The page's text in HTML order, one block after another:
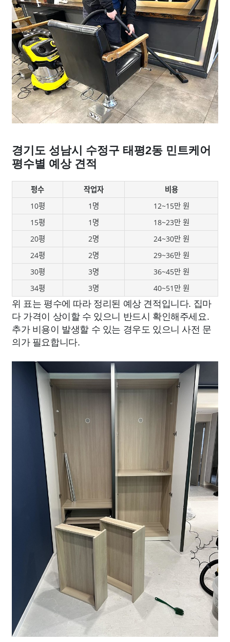
경기도 성남시 수정구 태평2동 민트케어
평수별 예상 견적
평수 작업자
비용
10평
1명
12~15만 원
15평
1명
18~23만 원
20평
2명
24~30만 원
24평
2명
29~36만 원
30평
3명
36~45만 원
34평
3명 40~51만 원
위 표는 평수에 따라 정리된 예상 견적입니다. 집마
다 가격이 상이할 수 있으니 반드시 확인해주세요.
추가 비용이 발생할 수 있는 경우도 있으니 사전 문
의가 필요합니다.